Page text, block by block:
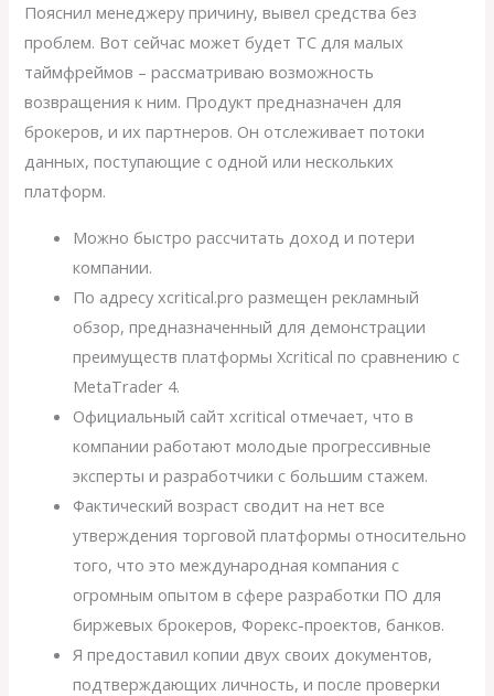
Пояснил менеджеру причину, вывел средства без
проблем. Вот сейчас может будет ТС для малых
таймфреймов – рассматриваю возможность
возвращения к ним. Продукт предназначен для
брокеров, и их партнеров. Он отслеживает потоки
данных, поступающие с одной или нескольких
платформ.
Можно быстро рассчитать доход и потери
компании.
По адресу xcritical.pro размещен рекламный
обзор, предназначенный для демонстрации
преимуществ платформы Xcritical по сравнению с
MetaTrader 4.
Официальный сайт xcritical отмечает, что в
компании работают молодые прогрессивные
эксперты и разработчики с большим стажем.
Фактический возраст сводит на нет все
утверждения торговой платформы относительно
того, что это международная компания с
огромным опытом в сфере разработки ПО для
биржевых брокеров, Форекс-проектов, банков.
Я предоставил копии двух своих документов,
подтверждающих личность, и после проверки